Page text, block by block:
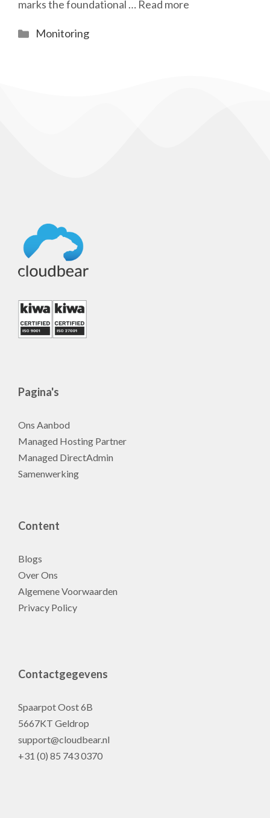
marks the foundational … Read more
Categories
Monitoring
Pagina's
Ons Aanbod
Managed Hosting Partner
Managed DirectAdmin
Samenwerking
Content
Blogs
Over Ons
Algemene Voorwaarden
Privacy Policy
Contactgegevens
Spaarpot Oost 6B
5667KT Geldrop
support@cloudbear.nl
+31 (0) 85 743 0370